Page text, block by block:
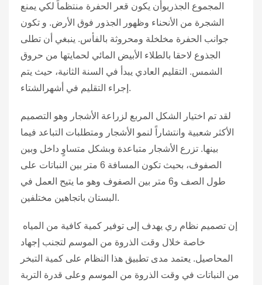
المجموع الجذريوأن يكون قعر الحفرة منتظماً لكي يمنع
الشجرة من الأنحناء وظهور الجذور فوق الأرض. و تكون
جوانب الحفرة مخلخلة ومحروثة بالفأس. ينبغي أن تطلى
الجذوع لاحقا بالطلاء الأبيض المائي لحمايتها من حروق
الشمس. التقليم العادي يبدأ في السنة الثانية، حيث يتم
إجراء التقليم في أشهرالشتاء.
لقد تم اختيار الشكل المربع لزراعة الأشجار وهو التصميم
الأكثر شعبية وانتشاراً لنمو الأشجار ومتطلبات التباعد فيما
بينها. تزرع الأشجار متباعدة وبشكل متساوٍ داخل وبين
الصفوف، بحيث تكون المسافة 6 متر بين النباتات على
طول الصف و6 متر بين الصفوف وهو ما يتيح العمل في
البستان باتجاهين مختلفين.
إن تصميم نظام ري يهدف إلى توفير كمية كافية من المياه
خاصة خلال وقت الذروة من الموسم لتجنب إجهاد
المحاصيل. يعتمد مدى تطبيق هذا النظام على كمية التبخر
من النباتات في وقت الذروة من الموسم وعلى قدرة التربة